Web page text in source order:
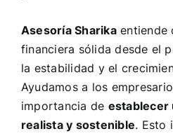
Asesoría Sharikaentiende
financiera sólida desde el
la estabilidad y el
Ayudamos a los
importancia de establecer
realista y sostenible. Esto